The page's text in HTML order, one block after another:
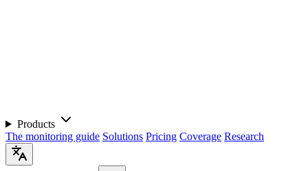
Products
The monitoring guide Solutions Pricing Coverage Research